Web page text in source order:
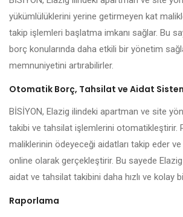
yükümlülüklerini yerine getirmeyen kat
takip işlemleri başlatma imkanı sağlar. Bu
borç konularında daha etkili bir yönetim
memnuniyetini artırabilirler.
Otomatik Borç, Tahsilat ve Aidat
BİSİYON, Elazig ilindeki apartman ve site
takibi ve tahsilat işlemlerini otomatikleştirir.
maliklerinin ödeyeceği aidatları takip eder
online olarak gerçekleştirir. Bu sayede
aidat ve tahsilat takibini daha hızlı ve kolay
Raporlama